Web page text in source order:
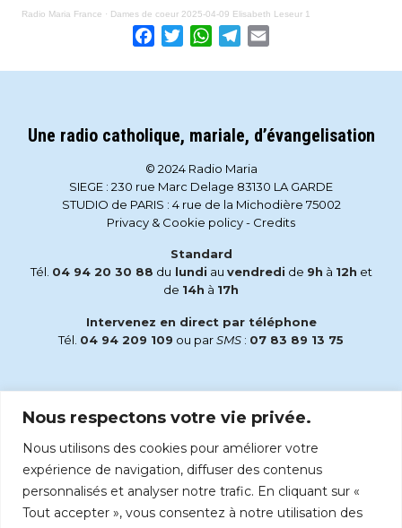
Nous respectons votre vie privée.
Nous utilisons des cookies pour améliorer votre
expérience de navigation, diffuser des contenus
personnalisés et analyser notre trafic. En cliquant sur «
Tout accepter », vous consentez à notre utilisation des
Radio Maria France · Dames de coeur 2025-04-09 Elisabeth Leseur 1
Facebook
TwitterWhatsApp
Telegram
Une radio catholique, mariale, d’évangelisation
© 2024 Radio Maria
SIEGE : 230 rue Marc Delage 83130 LA GARDE
STUDIO de PARIS : 4 rue de la Michodière 75002
Privacy & Cookie policy- Credits
Standard
Tél. 04 94 20 30 88 du lundi au vendredi de 9h à 12h et
de 14h à 17h
Intervenez en direct par téléphone
Tél. 04 94 209 109 ou parSMS : 07 83 89 13 75
accueil@radiomaria.fr
Écoutez Radio Maria sur :